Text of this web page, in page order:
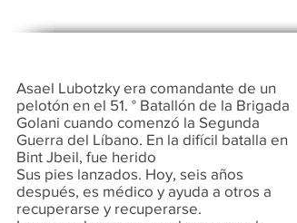
Asael Lubotzky era comandante de un
pelotón en el 51. ° Batallón de la Brigada
Golani cuando comenzó la Segunda
Guerra del Líbano. En la difícil batalla en
Bint Jbeil, fue herido
Sus pies lanzados. Hoy, seis años
después, es médico y ayuda a otros a
recuperarse y recuperarse.